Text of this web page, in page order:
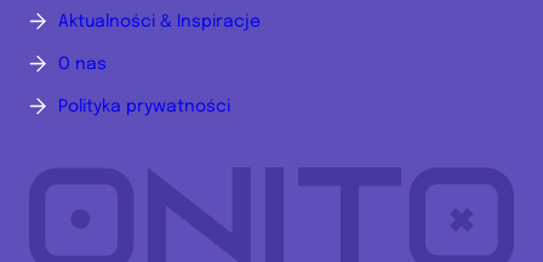
Aktualności & Inspiracje
O nas
Polityka prywatności